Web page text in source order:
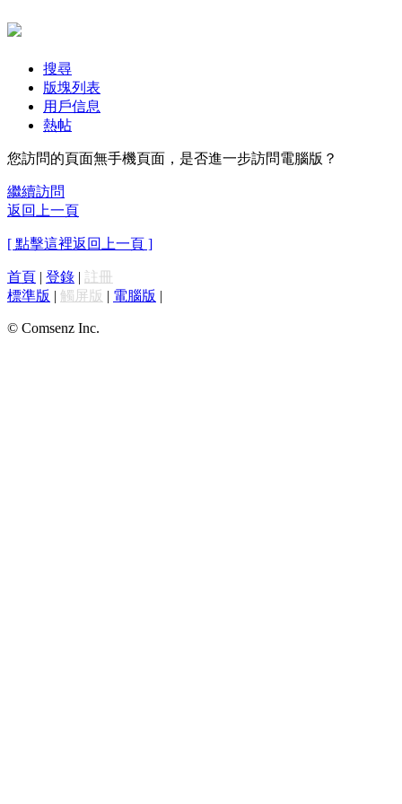
搜尋
版塊列表
用戶信息
熱帖
您訪問的頁面無手機頁面，是否進一步訪問電腦版？
繼續訪問
返回上一頁
[ 點擊這裡返回上一頁 ]
首頁 | 登錄 | 註冊
標準版 | 觸屏版 | 電腦版 |
© Comsenz Inc.